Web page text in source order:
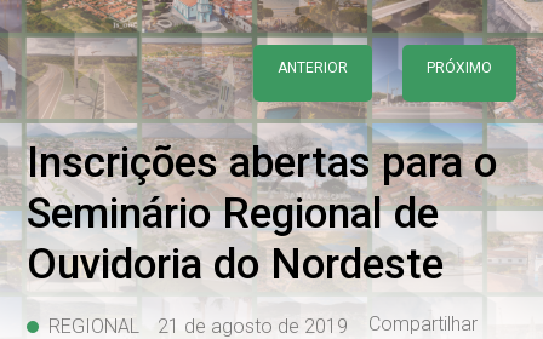
ANTERIOR PRÓXIMO
Inscrições abertas para o
Seminário Regional de
Ouvidoria do Nordeste
REGIONAL 21 de agosto de 2019 Compartilhar